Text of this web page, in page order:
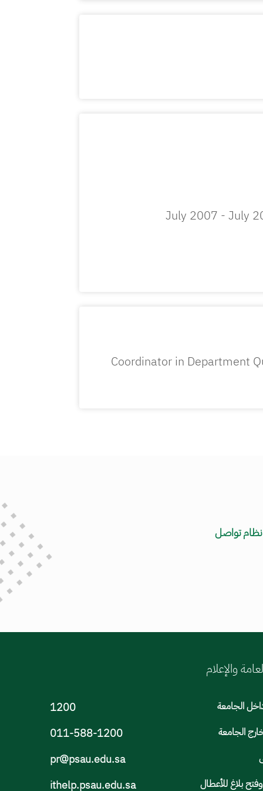
July 2007 - July
2) Coordinator in
نظام تواصل
والإعلام
الجامعة 1200
الجامعة 011-588-1200
pr@psau.edu.sa
بلاغ للأعطال ithelp.psau.edu.sa